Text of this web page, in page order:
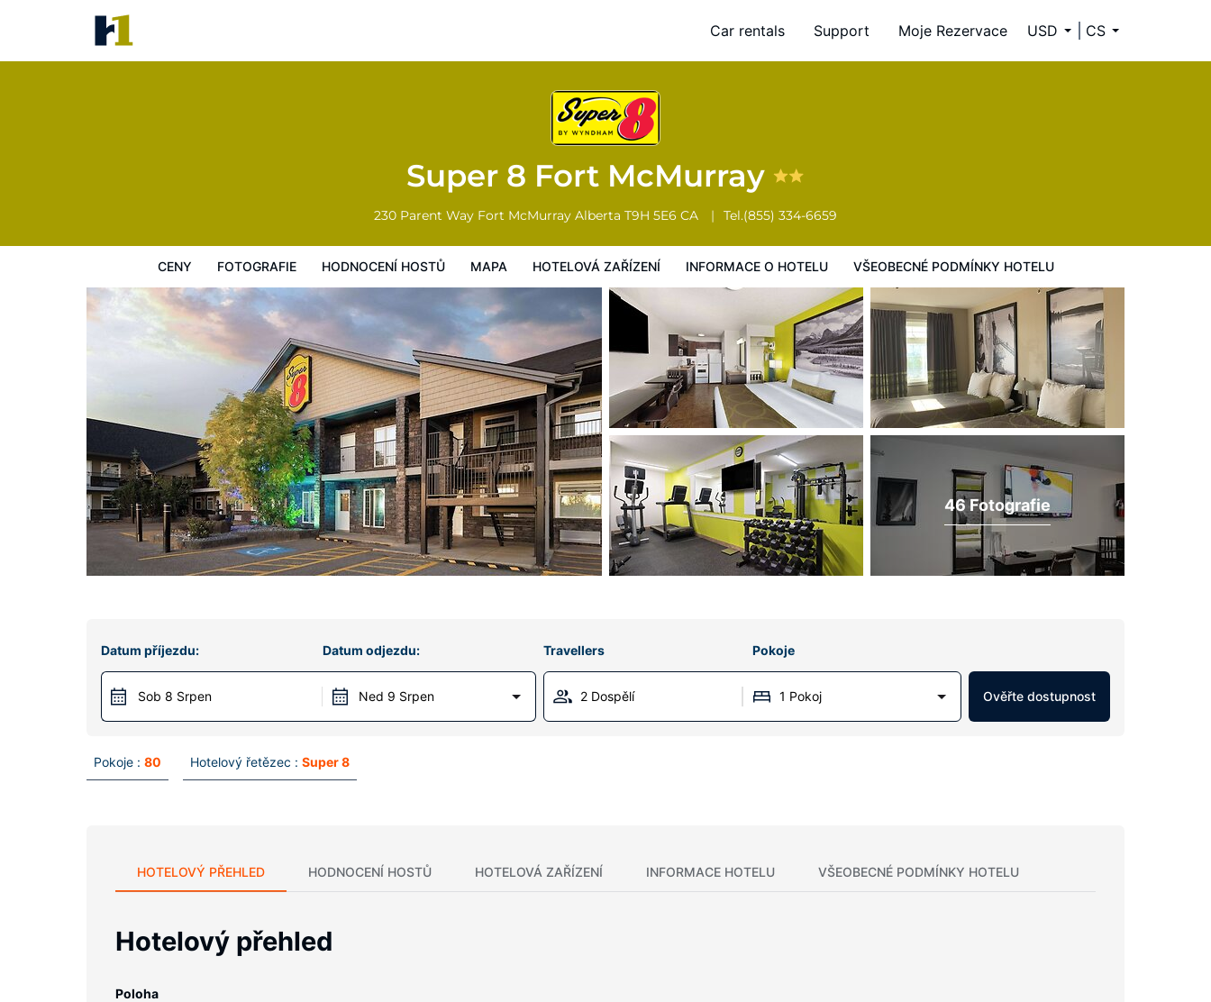
Car rentals Support Moje Rezervace USD CS
Super 8 Fort McMurray
230 Parent Way Fort McMurray Alberta T9H 5E6 CA Tel.(855) 334-6659
CENY FOTOGRAFIE HODNOCENÍ HOSTŮ MAPA HOTELOVÁ ZAŘÍZENÍ INFORMACE O HOTELU VŠEOBECNÉ PODMÍNKY HOTELU
Všeobecné podmínky hotelu
46 Fotografie
Datum příjezdu:
Sob 8 Srpen
Datum odjezdu:
Ned 9 Srpen
Travellers Pokoje
2 Dospělí 1 Pokoj Ověřte dostupnost
Pokoje : 80 Hotelový řetězec : Super 8
HOTELOVÝ PŘEHLED HODNOCENÍ HOSTŮ HOTELOVÁ ZAŘÍZENÍ INFORMACE HOTELU VŠEOBECNÉ PODMÍNKY HOTELU
Hotelový přehled
Poloha